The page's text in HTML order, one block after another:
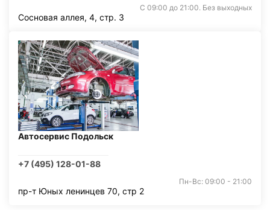
С 09:00 до 21:00. Без выходных
Сосновая аллея, 4, стр. 3
Автосервис Подольск
+7 (495) 128-01-88
Пн-Вс: 09:00 - 21:00
пр-т Юных ленинцев 70, стр 2